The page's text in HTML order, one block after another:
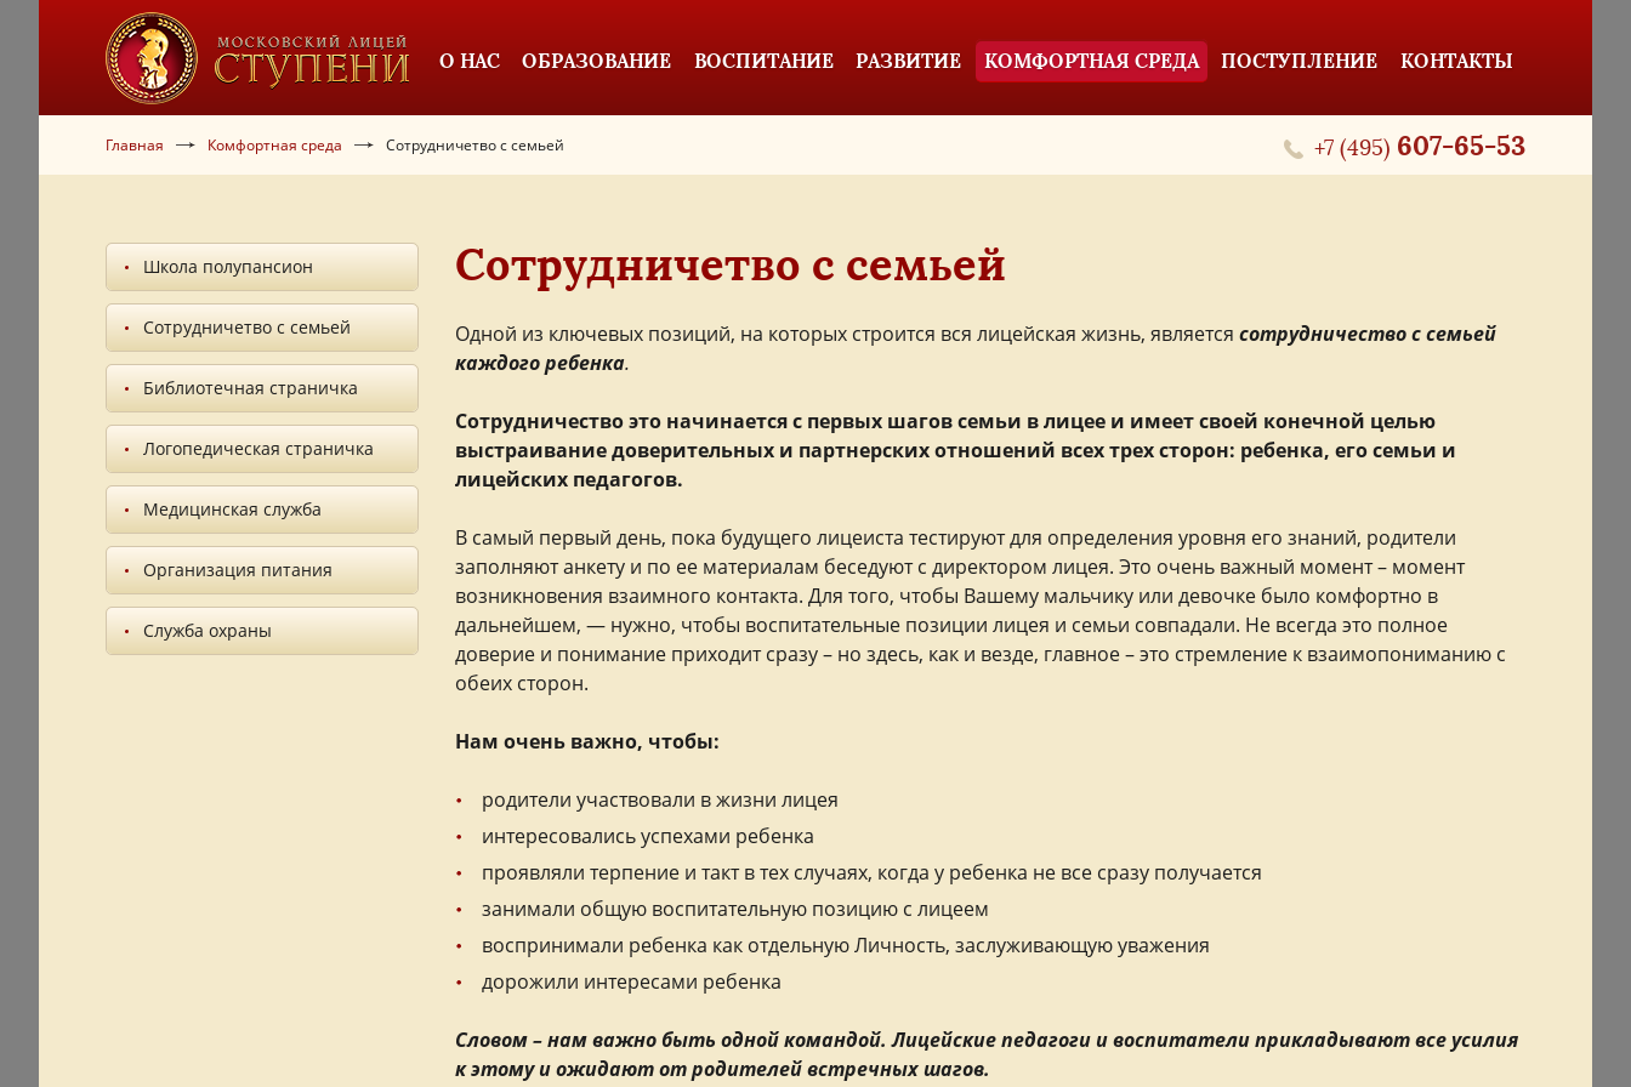
О НАС ОБРАЗОВАНИЕ ВОСПИТАНИЕ РАЗВИТИЕ КОМФОРТНАЯ СРЕДА ПОСТУПЛЕНИЕ КОНТАКТЫ
Главная Комфортная среда Сотрудничетво с семьей +7 (495) 607-65-53
Школа полупансион
Сотрудничетво с семьей
Библиотечная страничка
Логопедическая страничка
Медицинская служба
Организация питания
Служба охраны
Сотрудничетво с семьей
Одной из ключевых позиций, на которых строится вся лицейская жизнь, является сотрудничество с семьей
каждого ребенка.
Сотрудничество это начинается с первых шагов семьи в лицее и имеет своей конечной целью
выстраивание доверительных и партнерских отношений всех трех сторон: ребенка, его семьи и
лицейских педагогов.
В самый первый день, пока будущего лицеиста тестируют для определения уровня его знаний, родители
заполняют анкету и по ее материалам беседуют с директором лицея. Это очень важный момент – момент
возникновения взаимного контакта. Для того, чтобы Вашему мальчику или девочке было комфортно в
дальнейшем, — нужно, чтобы воспитательные позиции лицея и семьи совпадали. Не всегда это полное
доверие и понимание приходит сразу – но здесь, как и везде, главное – это стремление к взаимопониманию с
обеих сторон.
Нам очень важно, чтобы:
родители участвовали в жизни лицея
интересовались успехами ребенка
проявляли терпение и такт в тех случаях, когда у ребенка не все сразу получается
занимали общую воспитательную позицию с лицеем
воспринимали ребенка как отдельную Личность, заслуживающую уважения
дорожили интересами ребенка
Словом – нам важно быть одной командой. Лицейские педагоги и воспитатели прикладывают все усилия
к этому и ожидают от родителей встречных шагов.